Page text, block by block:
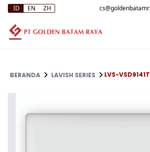
ID EN ZH
BERANDA LAVISH SERIES LVS-VSD9141T